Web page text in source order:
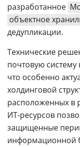
разработанное
объектное
дедупликации.
Технические
почтовую
что особенно
холдинговой
расположенных в
ИТ-ресурсов
защищенные
информационной